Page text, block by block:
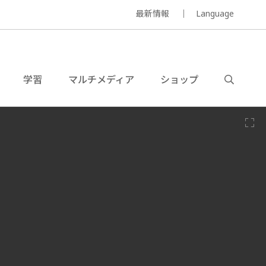
最新情報 Language
学習 マルチメディア ショップ